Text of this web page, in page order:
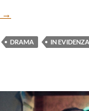
“THE DISCIPLE” DI
→
DRAMA IN EVIDENZA